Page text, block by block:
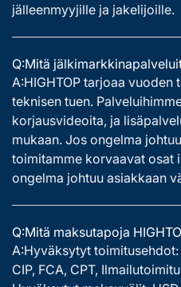
jälleenmyyjille ja jakelijoille.
Q:Mitä
A:HIGHTOP tarjoaa vuoden
teknisen tuen.
korjausvideoita, ja
mukaan. Jos ongelma
toimitamme korvaavat osat
ongelma johtuu asiakkaan
Q:Mitä maksutapoja
A:Hyväksytyt toimitusehdot:
CIP, FCA, CPT,